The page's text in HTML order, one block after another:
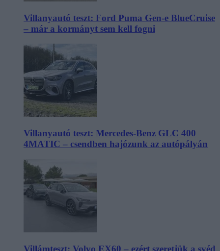
Villanyautó teszt: Ford Puma Gen-e BlueCruise
– már a kormányt sem kell fogni
Villanyautó teszt: Mercedes-Benz GLC 400
4MATIC – csendben hajózunk az autópályán
Villámteszt: Volvo EX60 – ezért szeretjük a svéd